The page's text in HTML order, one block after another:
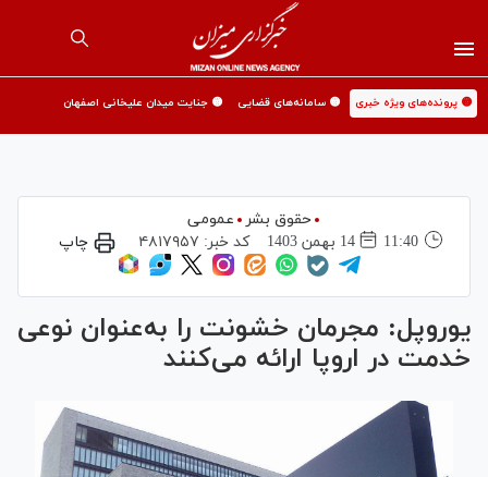
🟡 پرونده‌های ویژه خبری 🟡 سامانه‌های قضایی 🟡 جنایت میدان علیخانی اصفهان
حقوق بشر
عمومی
11:40
14 بهمن 1403 کد خبر: ۴۸۱۷۹۵۷ چاپ
یوروپل: مجرمان خشونت را به‌عنوان نوعی
خدمت در اروپا ارائه می‌کنند